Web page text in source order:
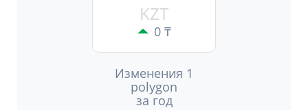
KZT
0 ₸
Изменения 1
polygon
за год